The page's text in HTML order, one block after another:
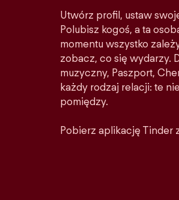
Utwórz profil, ustaw
Polubisz kogoś, a ta
momentu wszystko
zobacz, co się wydarzy.
muzyczny, Paszport,
każdy rodzaj relacji: te
pomiędzy.
Pobierz aplikację Tinder